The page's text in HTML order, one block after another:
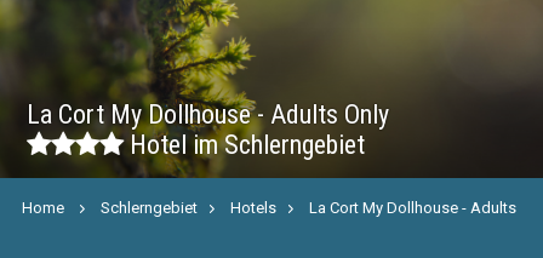
La Cort My Dollhouse - Adults Only
Hotel im Schlerngebiet
Home Schlerngebiet Hotels La Cort My Dollhouse - Adults